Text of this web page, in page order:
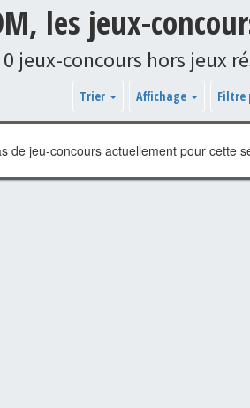
les jeux-
0 jeux-concours hors jeux
Trier Affichage Filtre
de jeu-concours actuellement pour cette